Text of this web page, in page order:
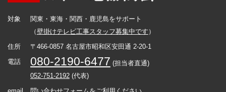
対象
関東・東海・関西・鹿児島をサポート
（壁掛けテレビ工事スタッフ募集中です ）
住所
〒466-0857 名古屋市昭和区安田通 2-20-1
電話
080-2190-6477 (担当者直通)
052-751-2192(代表)